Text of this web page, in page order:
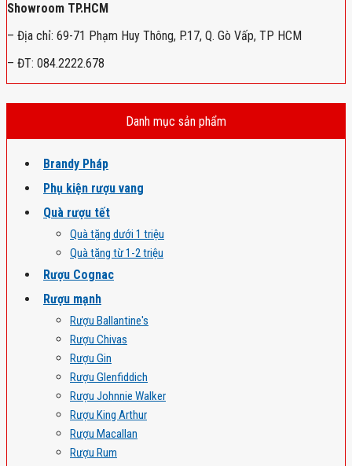
Showroom TP.HCM
– Địa chỉ: 69-71 Phạm Huy Thông, P.17, Q. Gò Vấp, TP HCM
– ĐT: 084.2222.678
Danh mục sản phẩm
Brandy Pháp
Phụ kiện rượu vang
Quà rượu tết
Quà tặng dưới 1 triệu
Quà tặng từ 1-2 triệu
Rượu Cognac
Rượu mạnh
Rượu Ballantine's
Rượu Chivas
Rượu Gin
Rượu Glenfiddich
Rượu Johnnie Walker
Rượu King Arthur
Rượu Macallan
Rượu Rum